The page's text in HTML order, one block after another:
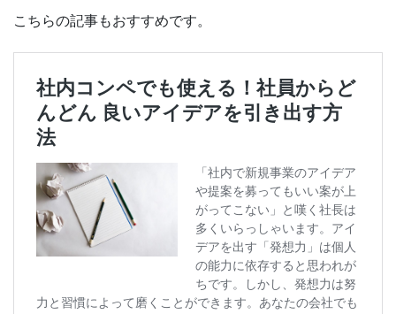
こちらの記事もおすすめです。